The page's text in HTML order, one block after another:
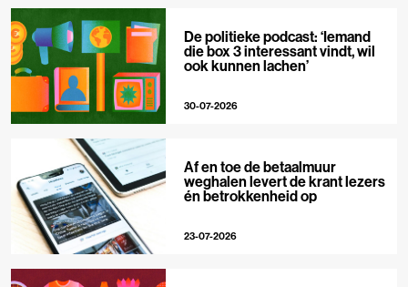
De politieke podcast: ‘Iemand
die box 3 interessant vindt, wil
ook kunnen lachen’
30-07-2026
Af en toe de betaalmuur
weghalen levert de krant lezers
én betrokkenheid op
23-07-2026